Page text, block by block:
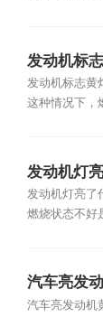
发动机标
发动机标志黄
这种情况下，
发动机灯
发动机灯亮了
燃烧状态不好
汽车亮发
汽车亮发动机